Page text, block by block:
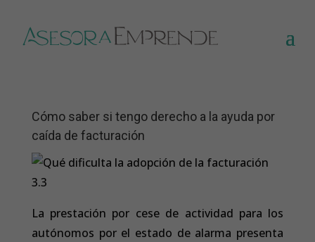
Cómo saber si tengo derecho a la ayuda por
caída de facturación
La prestación por cese de actividad para los
autónomos por el estado de alarma presenta